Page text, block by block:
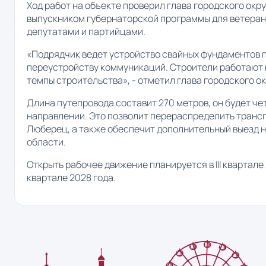
Ход работ на объекте проверил глава городского
выпускником губернаторской программы для
депутатами и партийцами.
«Подрядчик ведет устройство свайных
переустройству коммуникаций. Строители
темпы строительства», - отметил глава городского
Длина путепровода составит 270 метров, он будет
направлении. Это позволит перераспределить
Люберец, а также обеспечит дополнительный выезд
области.
Открыть рабочее движение планируется в III
квартале 2028 года.